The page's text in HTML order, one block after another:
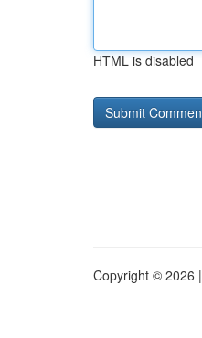
HTML is disabled
Copyright © 2026 |